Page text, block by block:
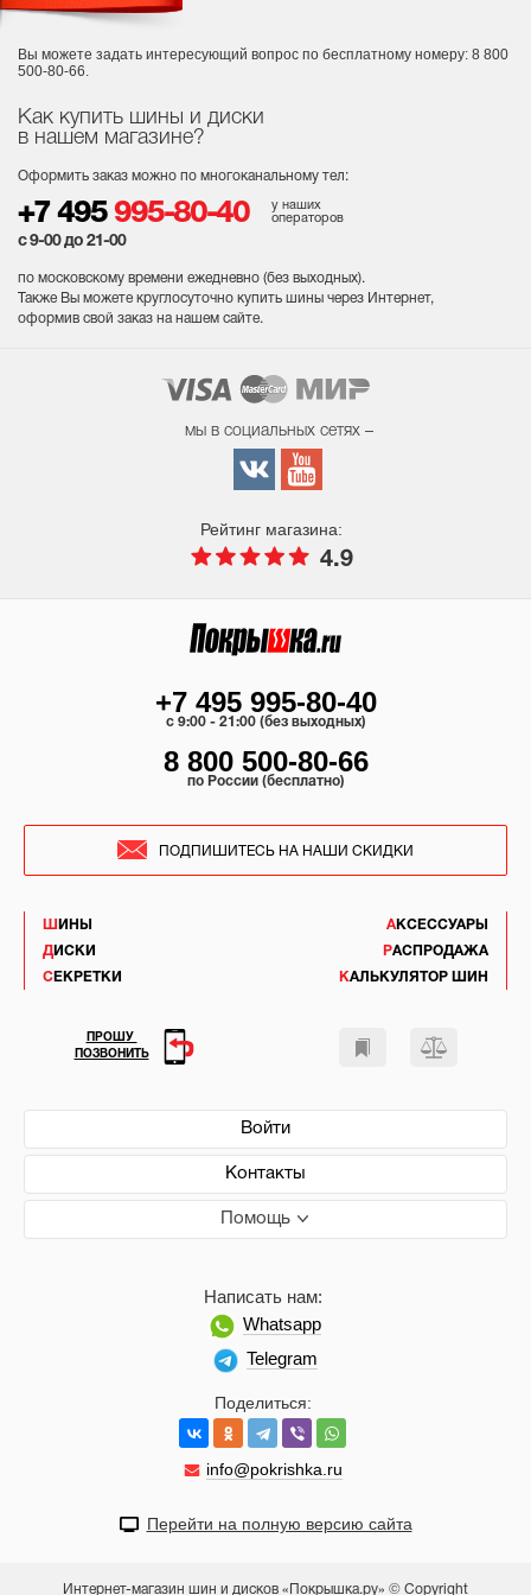
Как купить шины и диски
в нашем магазине?
Оформить заказ можно по многоканальному тел:
+7 495 995-80-40
у наших
операторов
с 9-00 до 21-00
по московскому времени ежедневно (без выходных).
Также Вы можете круглосуточно купить шины через Интернет,
оформив свой заказ на нашем сайте.
Вы можете задать интересующий вопрос по бесплатному номеру: 8 800
500-80-66.
мы в социальных сетях –
Рейтинг магазина:
4.9
ШИНЫ
ДИСКИ
СЕКРЕТКИ
АКСЕССУАРЫ
РАСПРОДАЖА
КАЛЬКУЛЯТОР ШИН
Войти
Контакты
Помощь
Поделиться:
info@pokrishka.ru
Написать нам:
Whatsapp
Telegram
+7 495 995-80-40
c 9:00 - 21:00 (без выходных)
8 800 500-80-66
по России (бесплатно)
ПОДПИШИТЕСЬ НА НАШИ СКИДКИ
ПРОШУ
ПОЗВОНИТЬ
Перейти на полную версию сайта
Интернет-магазин шин и дисков «Покрышка.ру» © Copyright